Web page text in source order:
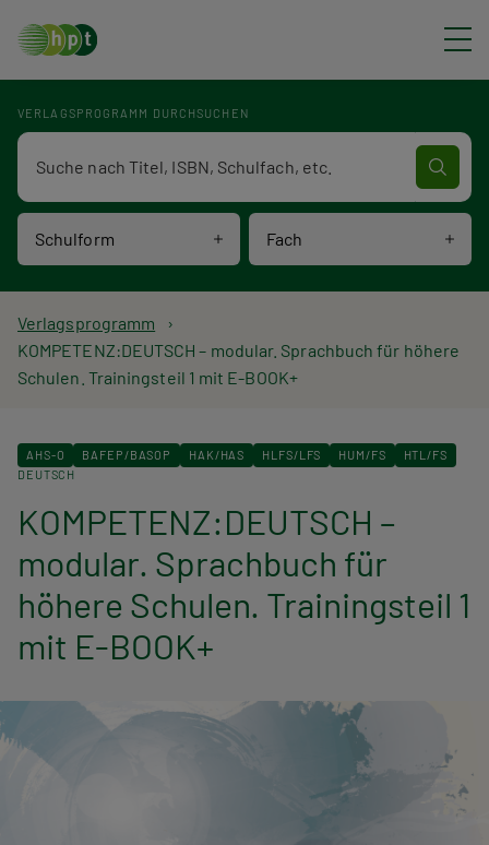
VERLAGSPROGRAMM DURCHSUCHEN
Schulform Fach
Verlagsprogramm Volltextsuche
P
f
d
n
a
v
i
Verlagsprogramm
KOMPETENZ:DEUTSCH – modular. Sprachbuch für höhere
Schulen. Trainingsteil 1 mit E-BOOK+
AHS-O BAFEP/BASOP HAK/HAS HLFS/LFS HUM/FS
HTL/FS
DEUTSCH
KOMPETENZ:DEUTSCH –
modular. Sprachbuch für
höhere Schulen. Trainingsteil 1
mit E-BOOK+